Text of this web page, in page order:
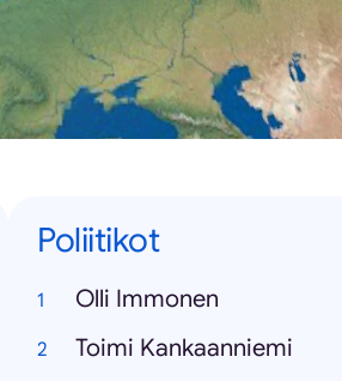
Poliitikot
Olli Immonen
Toimi Kankaanniemi